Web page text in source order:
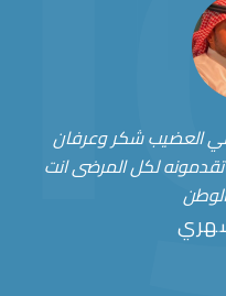
العضيب شكر وعرفان
لكل المرضى انت